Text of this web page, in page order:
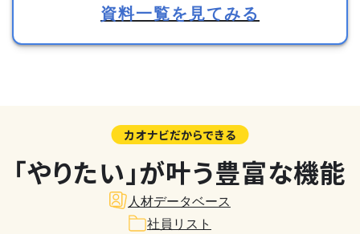
資料一覧を見てみる
カオナビだからできる
「やりたい」が叶う豊富な機能
人材データベース
社員リスト